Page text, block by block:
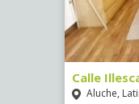
Calle
Aluche,